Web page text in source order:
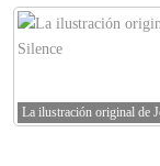
La ilustración original de